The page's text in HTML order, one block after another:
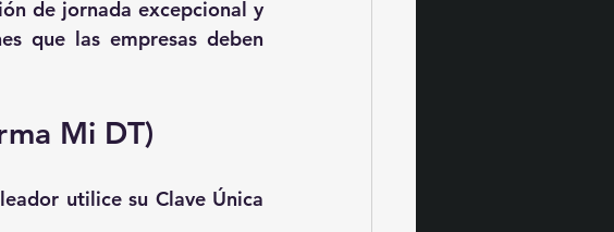
de jornada excepcional y
que las empresas deben
Mi DT)
utilice su Clave Única